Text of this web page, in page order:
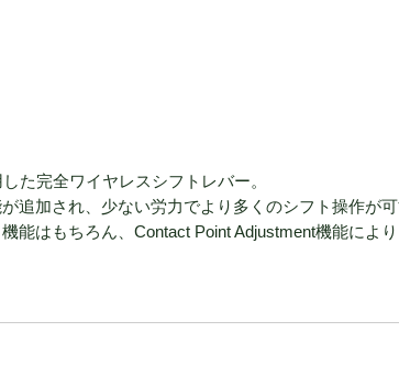
た完全ワイヤレスシフトレバー。
追加され、少ない労力でより多くのシフト操作が
能はもちろん、Contact Point Adjustment機能によ